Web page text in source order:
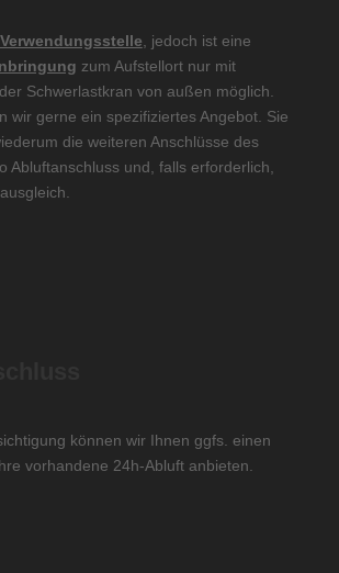
, jedoch ist eine
zum Aufstellort nur mit
Schwerlastkran von außen möglich.
wir gerne ein spezifiziertes Angebot. Sie
die weiteren Anschlüsse des
Abluftanschluss und, falls erforderlich,
können wir Ihnen ggfs. einen
vorhandene 24h-Abluft anbieten.